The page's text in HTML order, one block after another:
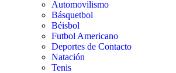
Automovilismo
Básquetbol
Béisbol
Futbol Americano
Deportes de Contacto
Natación
Tenis